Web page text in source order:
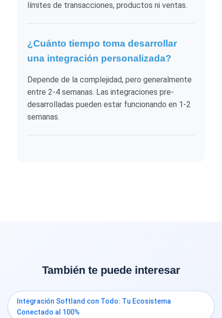
límites de transacciones, productos ni ventas.
¿Cuánto tiempo toma desarrollar
una integración personalizada?
Depende de la complejidad, pero generalmente
entre 2-4 semanas. Las integraciones pre-
desarrolladas pueden estar funcionando en 1-2
semanas.
También te puede interesar
Integración Softland con Todo: Tu Ecosistema
Conectado al 100%